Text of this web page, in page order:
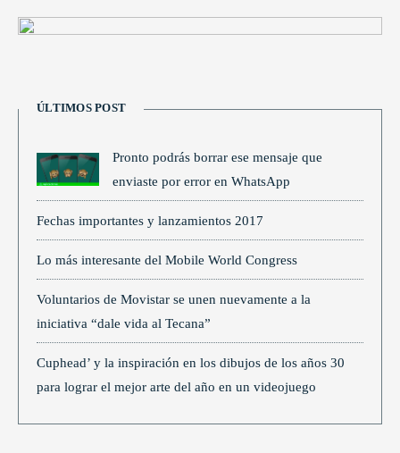
ÚLTIMOS POST
Pronto podrás borrar ese mensaje que
enviaste por error en WhatsApp
Fechas importantes y lanzamientos 2017
Lo más interesante del Mobile World Congress
Voluntarios de Movistar se unen nuevamente a la
iniciativa “dale vida al Tecana”
Cuphead’ y la inspiración en los dibujos de los años 30
para lograr el mejor arte del año en un videojuego